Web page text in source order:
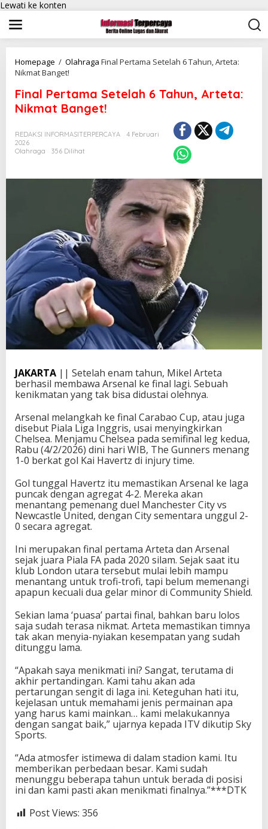
Lewati ke konten
Homepage / Olahraga Final Pertama Setelah 6 Tahun, Arteta:
Nikmat Banget!
Final Pertama Setelah 6 Tahun, Arteta:
Nikmat Banget!
REDAKSI INFORMASITERPERCAYA
4 Februari
2026
Olahraga
356 Dilihat
JAKARTA || Setelah enam tahun, Mikel Arteta
berhasil membawa Arsenal ke final lagi. Sebuah
kenikmatan yang tak bisa didustai olehnya.
Arsenal melangkah ke final Carabao Cup, atau juga
disebut Piala Liga Inggris, usai menyingkirkan
Chelsea. Menjamu Chelsea pada semifinal leg kedua,
Rabu (4/2/2026) dini hari WIB, The Gunners menang
1-0 berkat gol Kai Havertz di injury time.
Gol tunggal Havertz itu memastikan Arsenal ke laga
puncak dengan agregat 4-2. Mereka akan
menantang pemenang duel Manchester City vs
Newcastle United, dengan City sementara unggul 2-
0 secara agregat.
Ini merupakan final pertama Arteta dan Arsenal
sejak juara Piala FA pada 2020 silam. Sejak saat itu
klub London utara tersebut mulai lebih mampu
menantang untuk trofi-trofi, tapi belum memenangi
apapun kecuali dua gelar minor di Community Shield.
Sekian lama ‘puasa’ partai final, bahkan baru lolos
saja sudah terasa nikmat. Arteta memastikan timnya
tak akan menyia-nyiakan kesempatan yang sudah
ditunggu lama.
“Apakah saya menikmati ini? Sangat, terutama di
akhir pertandingan. Kami tahu akan ada
pertarungan sengit di laga ini. Keteguhan hati itu,
kejelasan untuk memahami jenis permainan apa
yang harus kami mainkan… kami melakukannya
dengan sangat baik,” ujarnya kepada ITV dikutip Sky
Sports.
“Ada atmosfer istimewa di dalam stadion kami. Itu
memberikan perbedaan besar. Kami sudah
menunggu beberapa tahun untuk berada di posisi
ini dan kami pasti akan menikmati finalnya.”***DTK
Post Views: 356